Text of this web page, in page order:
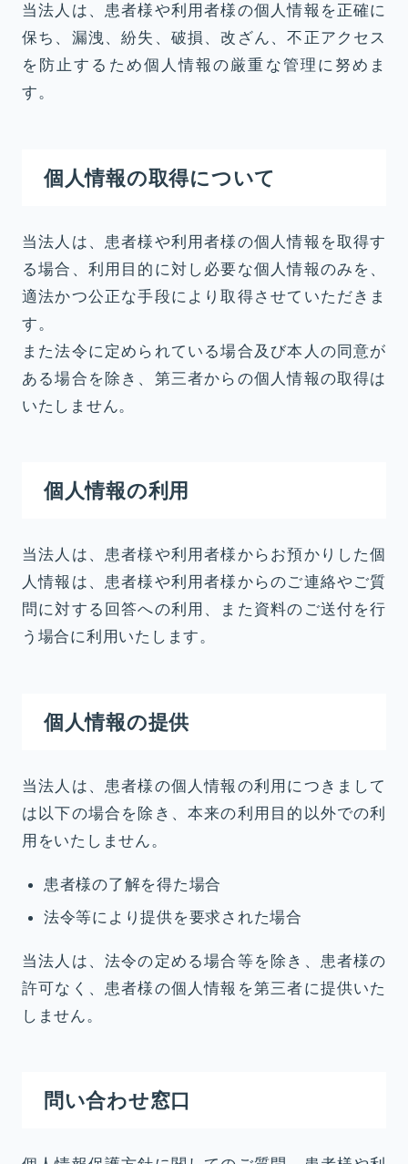
当法人は、患者様や利用者様の個人情報を正確に
保ち、漏洩、紛失、破損、改ざん、不正アクセス
を防止するため個人情報の厳重な管理に努めま
す。
個人情報の取得について
当法人は、患者様や利用者様の個人情報を取得す
る場合、利用目的に対し必要な個人情報のみを、
適法かつ公正な手段により取得させていただきま
す。
また法令に定められている場合及び本人の同意が
ある場合を除き、第三者からの個人情報の取得は
いたしません。
個人情報の利用
当法人は、患者様や利用者様からお預かりした個
人情報は、患者様や利用者様からのご連絡やご質
問に対する回答への利用、また資料のご送付を行
う場合に利用いたします。
個人情報の提供
当法人は、患者様の個人情報の利用につきまして
は以下の場合を除き、本来の利用目的以外での利
用をいたしません。
患者様の了解を得た場合
法令等により提供を要求された場合
当法人は、法令の定める場合等を除き、患者様の
許可なく、患者様の個人情報を第三者に提供いた
しません。
問い合わせ窓口